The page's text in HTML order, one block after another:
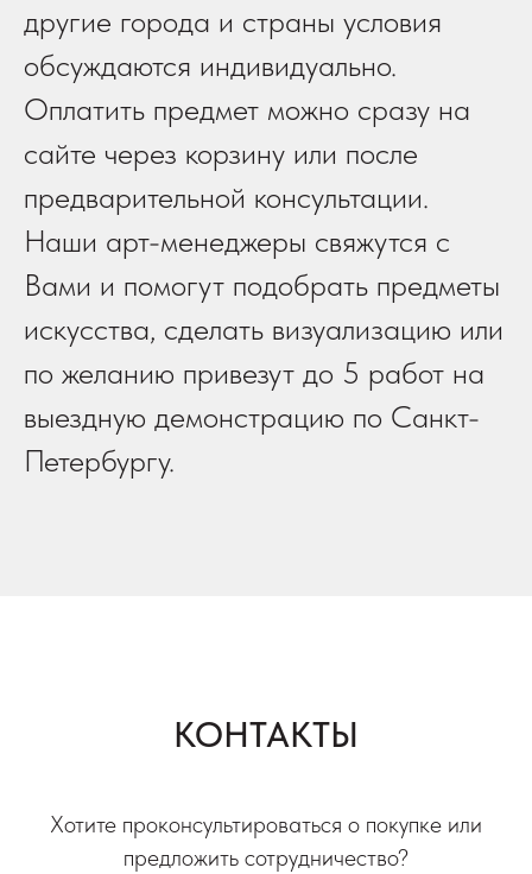
другие города и страны условия
обсуждаются индивидуально.
Оплатить предмет можно сразу на
сайте через корзину или после
предварительной консультации.
Наши арт-менеджеры свяжутся с
Вами и помогут подобрать предметы
искусства, сделать визуализацию или
по желанию привезут до 5 работ на
выездную демонстрацию по Санкт-
Петербургу.
КОНТАКТЫ
Хотите проконсультироваться о покупке или
предложить сотрудничество?